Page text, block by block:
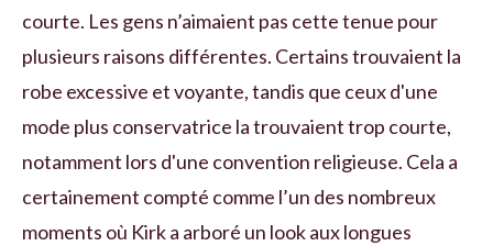
courte. Les gens n’aimaient pas cette tenue pour
plusieurs raisons différentes. Certains trouvaient la
robe excessive et voyante, tandis que ceux d'une
mode plus conservatrice la trouvaient trop courte,
notamment lors d'une convention religieuse. Cela a
certainement compté comme l’un des nombreux
moments où Kirk a arboré un look aux longues